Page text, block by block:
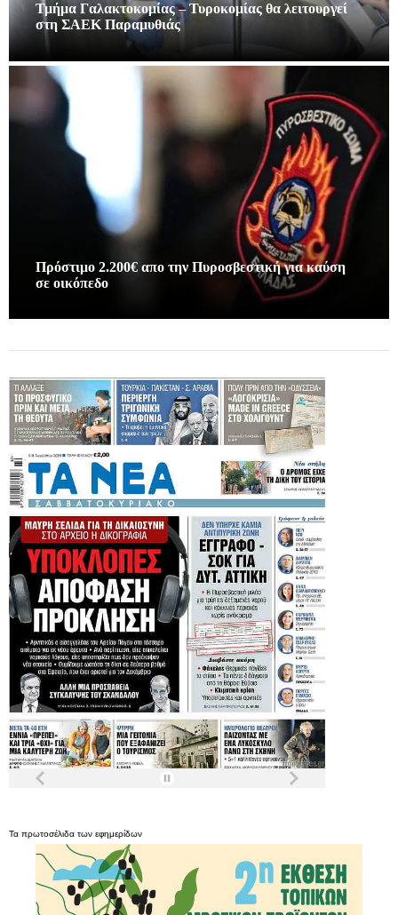
Τμήμα Γαλακτοκομίας – Τυροκομίας θα λειτουργεί
στη ΣΑΕΚ Παραμυθιάς
Πρόστιμο 2.200€ απο την Πυροσβεστική για καύση
σε οικόπεδο
Τα πρωτοσέλιδα των εφημερίδων